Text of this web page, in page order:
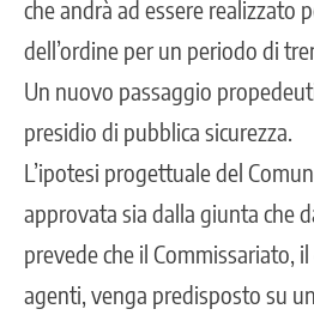
che andrà ad essere realizzato
dell’ordine per un periodo di
Un nuovo passaggio
presidio di pubblica sicurezza.
L’ipotesi progettuale del
approvata sia dalla giunta che
prevede che il Commissariato,
agenti, venga predisposto su